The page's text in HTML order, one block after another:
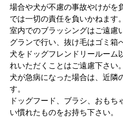
場合や犬が不慮の事故やけがを
では一切の責任を負いかねます。
室内でのブラッシングはご遠慮
グランで行い、抜け毛はゴミ箱
犬をドッグフレンドリールーム
れいただくことはご遠慮下さい。
犬が急病になった場合は、近隣
す。
ドッグフード、ブラシ、おもち
い慣れたものをお持ち下さい。